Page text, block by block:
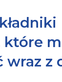
które
wraz z